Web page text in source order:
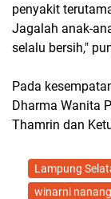
penyakit
Jagalah anak-
selalu bersih,"
Pada
Dharma Wanita
Thamrin dan
Lampung
winarni